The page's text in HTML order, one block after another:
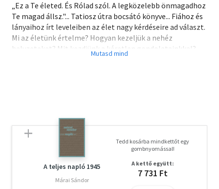
„Ez a Te életed. És Rólad szól. A legközelebb önmagadhoz
Te magad állsz."... Tatiosz útra bocsátó könyve... Fiához és
lányaihoz írt leveleiben az élet nagy kérdéseire ad választ.
Mi az életünk értelme? Hogyan kezeljük a nehéz
helyzeteket? Mit kezdjünk a kéretlen gondolatainkkal?
A teljes napló 1945
Márai Sándor
Tedd kosárba mindkettőt egy
gombnyomással!
A kettő együtt:
7 731 Ft